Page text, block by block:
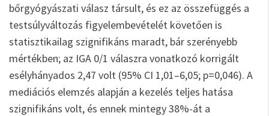
bőrgyógyászati válasz társult, és ez az összefüggés a
testsúlyváltozás figyelembevételét követően is
statisztikailag szignifikáns maradt, bár szerényebb
mértékben; az IGA 0/1 válaszra vonatkozó korrigált
esélyhányados 2,47 volt (95% CI 1,01–6,05; p=0,046). A
mediációs elemzés alapján a kezelés teljes hatása
szignifikáns volt, és ennek mintegy 38%-át a